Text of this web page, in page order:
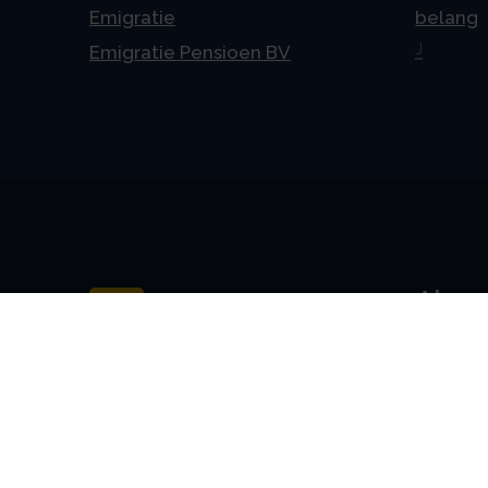
Emigratie
Emigratie Pensioen BV
belang
J